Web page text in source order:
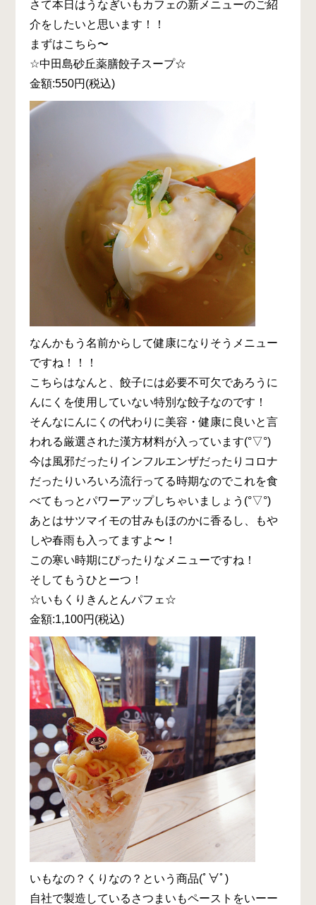
さて本日はうなぎいもカフェの新メニューのご紹
介をしたいと思います！！
まずはこちら〜
☆中田島砂丘薬膳餃子スープ☆
金額:550円(税込)
なんかもう名前からして健康になりそうメニュー
ですね！！！
こちらはなんと、餃子には必要不可欠であろうに
んにくを使用していない特別な餃子なのです！
そんなにんにくの代わりに美容・健康に良いと言
われる厳選された漢方材料が入っています(°▽°)
今は風邪だったりインフルエンザだったりコロナ
だったりいろいろ流行ってる時期なのでこれを食
べてもっとパワーアップしちゃいましょう(°▽°)
あとはサツマイモの甘みもほのかに香るし、もや
しや春雨も入ってますよ〜！
この寒い時期にぴったりなメニューですね！
そしてもうひとーつ！
☆いもくりきんとんパフェ☆
金額:1,100円(税込)
いもなの？くりなの？という商品(ﾟ∀ﾟ)
自社で製造しているさつまいもペーストをいーー